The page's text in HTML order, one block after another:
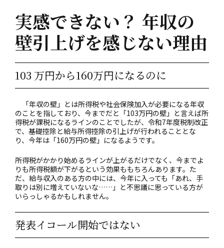
実感できない？ 年収の
壁引上げを感じない理由
103 万円から160万円になるのに
「年収の壁」とは所得税や社会保険加入が必要になる年収
のことを指しており、今までだと「103万円の壁」と言えば所
得税が課税になるラインのことでしたが、令和7年度税制改正
で、基礎控除と給与所得控除の引上げが行われることとな
り、今年は「160万円の壁」になるようです。
所得税がかかり始めるラインが上がるだけでなく、今までよ
りも所得税額が下がるという効果ももちろんあります。た
だ、給与収入のある方の中には、今年に入っても「あれ、手
取りは別に増えていないな……」と不思議に思っている方が
いらっしゃるかもしれません。
発表イコール開始ではない